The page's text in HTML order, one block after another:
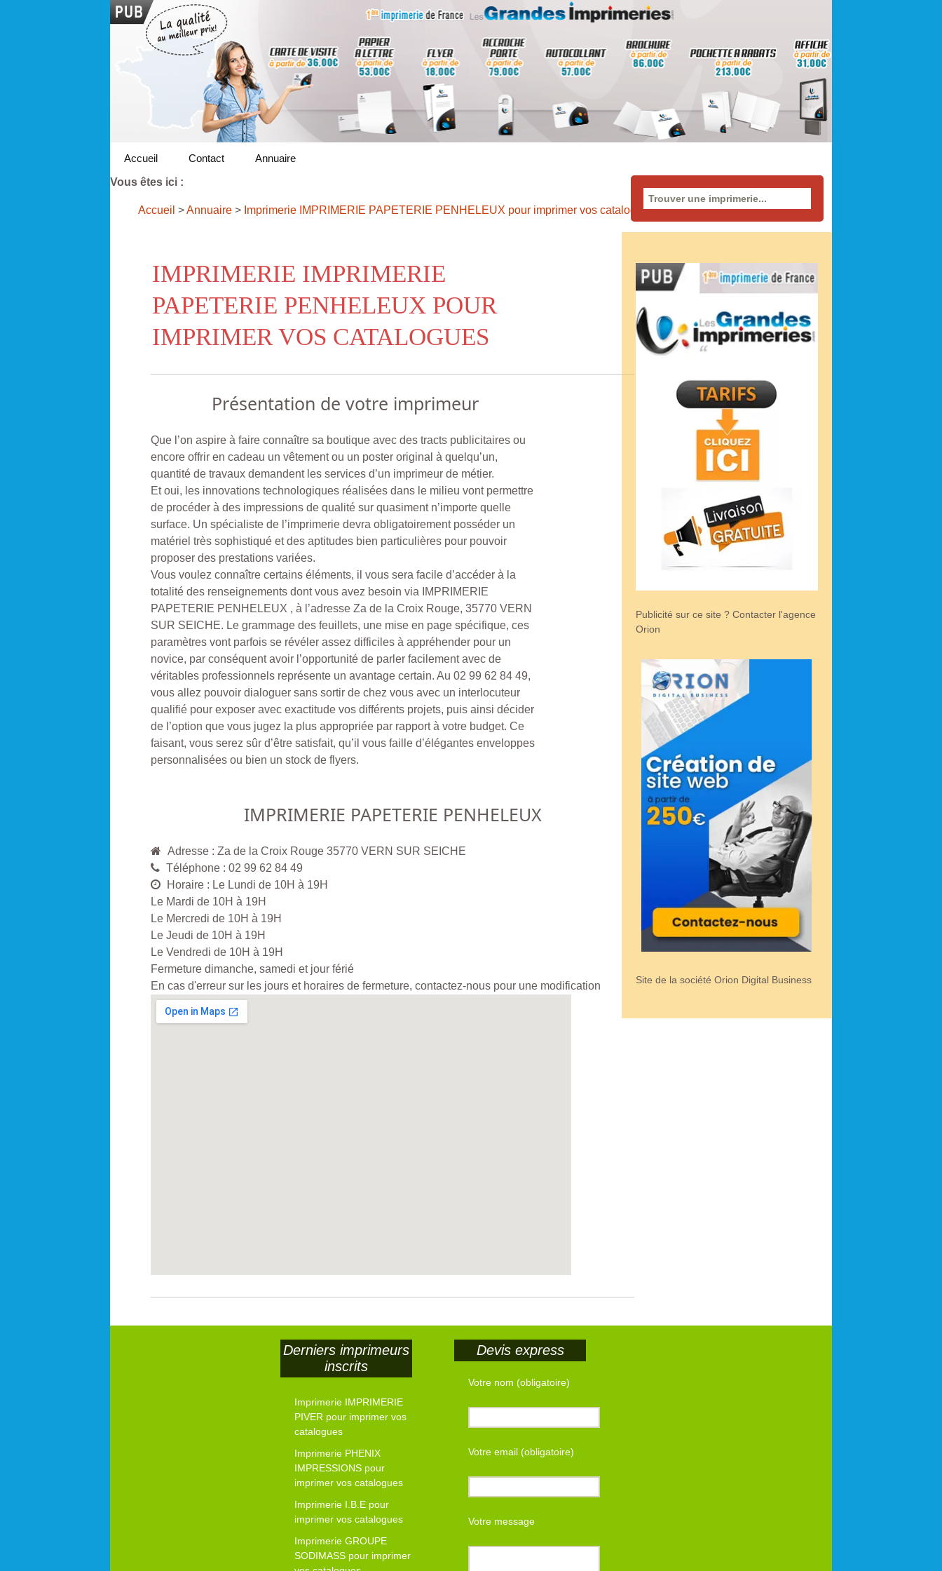
Accueil Contact
Annuaire
Vous êtes ici :
Accueil >Annuaire > Imprimerie IMPRIMERIE PAPETERIE PENHELEUX pour imprimer vos catalogues
IMPRIMERIE IMPRIMERIE
PAPETERIE PENHELEUX POUR
IMPRIMER VOS CATALOGUES
Présentation de votre imprimeur
Que l’on aspire à faire connaître sa boutique avec des tracts publicitaires ou
encore offrir en cadeau un vêtement ou un poster original à quelqu’un,
quantité de travaux demandent les services d’un imprimeur de métier.
Et oui, les innovations technologiques réalisées dans le milieu vont permettre
de procéder à des impressions de qualité sur quasiment n’importe quelle
surface. Un spécialiste de l’imprimerie devra obligatoirement posséder un
matériel très sophistiqué et des aptitudes bien particulières pour pouvoir
proposer des prestations variées.
Vous voulez connaître certains éléments, il vous sera facile d’accéder à la
totalité des renseignements dont vous avez besoin via IMPRIMERIE
PAPETERIE PENHELEUX , à l’adresse Za de la Croix Rouge, 35770 VERN
SUR SEICHE. Le grammage des feuillets, une mise en page spécifique, ces
paramètres vont parfois se révéler assez difficiles à appréhender pour un
novice, par conséquent avoir l’opportunité de parler facilement avec de
véritables professionnels représente un avantage certain. Au 02 99 62 84 49,
vous allez pouvoir dialoguer sans sortir de chez vous avec un interlocuteur
qualifié pour exposer avec exactitude vos différents projets, puis ainsi décider
de l’option que vous jugez la plus appropriée par rapport à votre budget. Ce
faisant, vous serez sûr d’être satisfait, qu’il vous faille d’élégantes enveloppes
personnalisées ou bien un stock de flyers.
IMPRIMERIE PAPETERIE PENHELEUX
Adresse : Za de la Croix Rouge 35770 VERN SUR SEICHE
Téléphone : 02 99 62 84 49
Horaire : Le Lundi de 10H à 19H
Le Mardi de 10H à 19H
Le Mercredi de 10H à 19H
Le Jeudi de 10H à 19H
Le Vendredi de 10H à 19H
Fermeture dimanche, samedi et jour férié
En cas d'erreur sur les jours et horaires de fermeture, contactez-nous pour une modification
Rechercher
Publicité sur ce site ? Contacter l'agence
Orion
Site de la société Orion Digital Business
Derniers imprimeurs
inscrits
Imprimerie IMPRIMERIE
PIVER pour imprimer vos
catalogues
Imprimerie PHENIX
IMPRESSIONS pour
imprimer vos catalogues
Imprimerie I.B.E pour
imprimer vos catalogues
Imprimerie GROUPE
SODIMASS pour imprimer
Devis express
Votre nom (obligatoire)
Votre email (obligatoire)
Votre message